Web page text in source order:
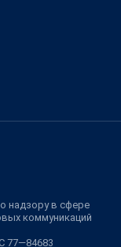
надзору в сфере
коммуникаций
77—84683